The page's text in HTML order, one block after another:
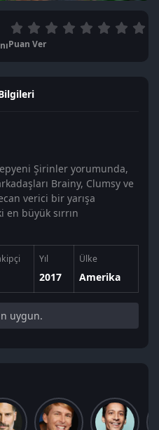
Puan Ver
Şirinler yorumunda,
Brainy, Clumsy ve
verici bir yarışa
büyük sırrın
Yıl
2017
Ülke
Amerika
uygun.